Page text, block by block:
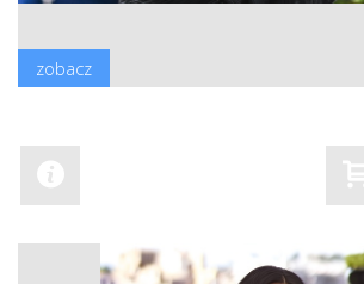
zobacz